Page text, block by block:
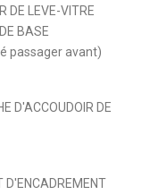
DE LEVE-VITRE
BASE
passager avant)
D'ACCOUDOIR DE
D'ENCADREMENT